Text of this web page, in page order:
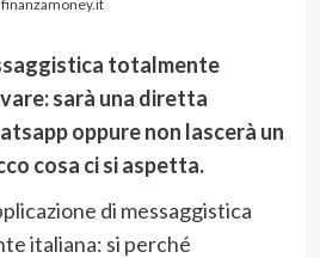
finanzamoney.it
totalmente
sarà una diretta
oppure non lascerà un
cosa ci si aspetta.
di messaggistica
italiana: si perché